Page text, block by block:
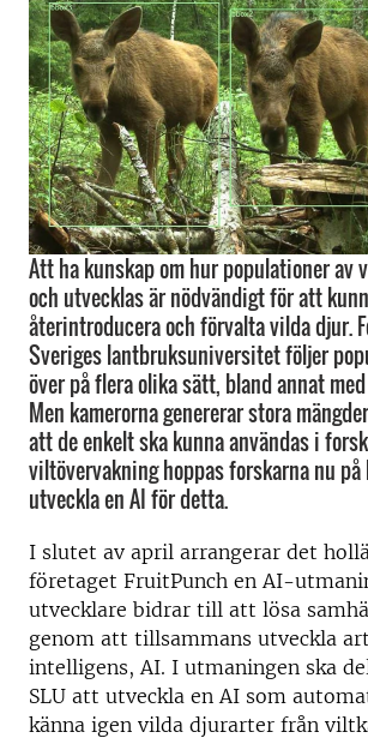
Att ha kunskap om hur populationer av
och utvecklas är nödvändigt för att
återintroducera och förvalta vilda djur.
Sveriges lantbruksuniversitet följer
över på flera olika sätt, bland annat
Men kamerorna genererar stora
att de enkelt ska kunna användas i
viltövervakning hoppas forskarna nu
utveckla en AI för detta.
I slutet av april arrangerar det
företaget FruitPunch en AI-
utvecklare bidrar till att lösa
genom att tillsammans utveckla
intelligens, AI. I utmaningen ska
SLU att utveckla en AI som
känna igen vilda djurarter från